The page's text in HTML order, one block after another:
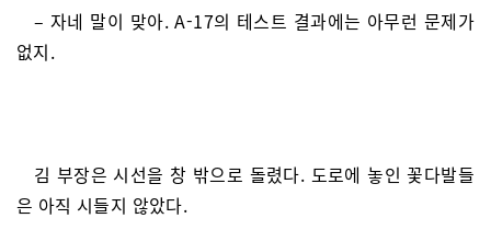
– 자네 말이 맞아. A-17의 테스트 결과에는 아무런 문제가
없지.
김 부장은 시선을 창 밖으로 돌렸다. 도로에 놓인 꽃다발들
은 아직 시들지 않았다.